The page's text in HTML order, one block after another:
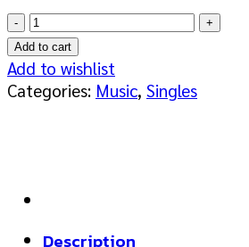
Woo
Single
#2
quantity
Add to cart
Add to wishlist
Categories: Music, Singles
Description